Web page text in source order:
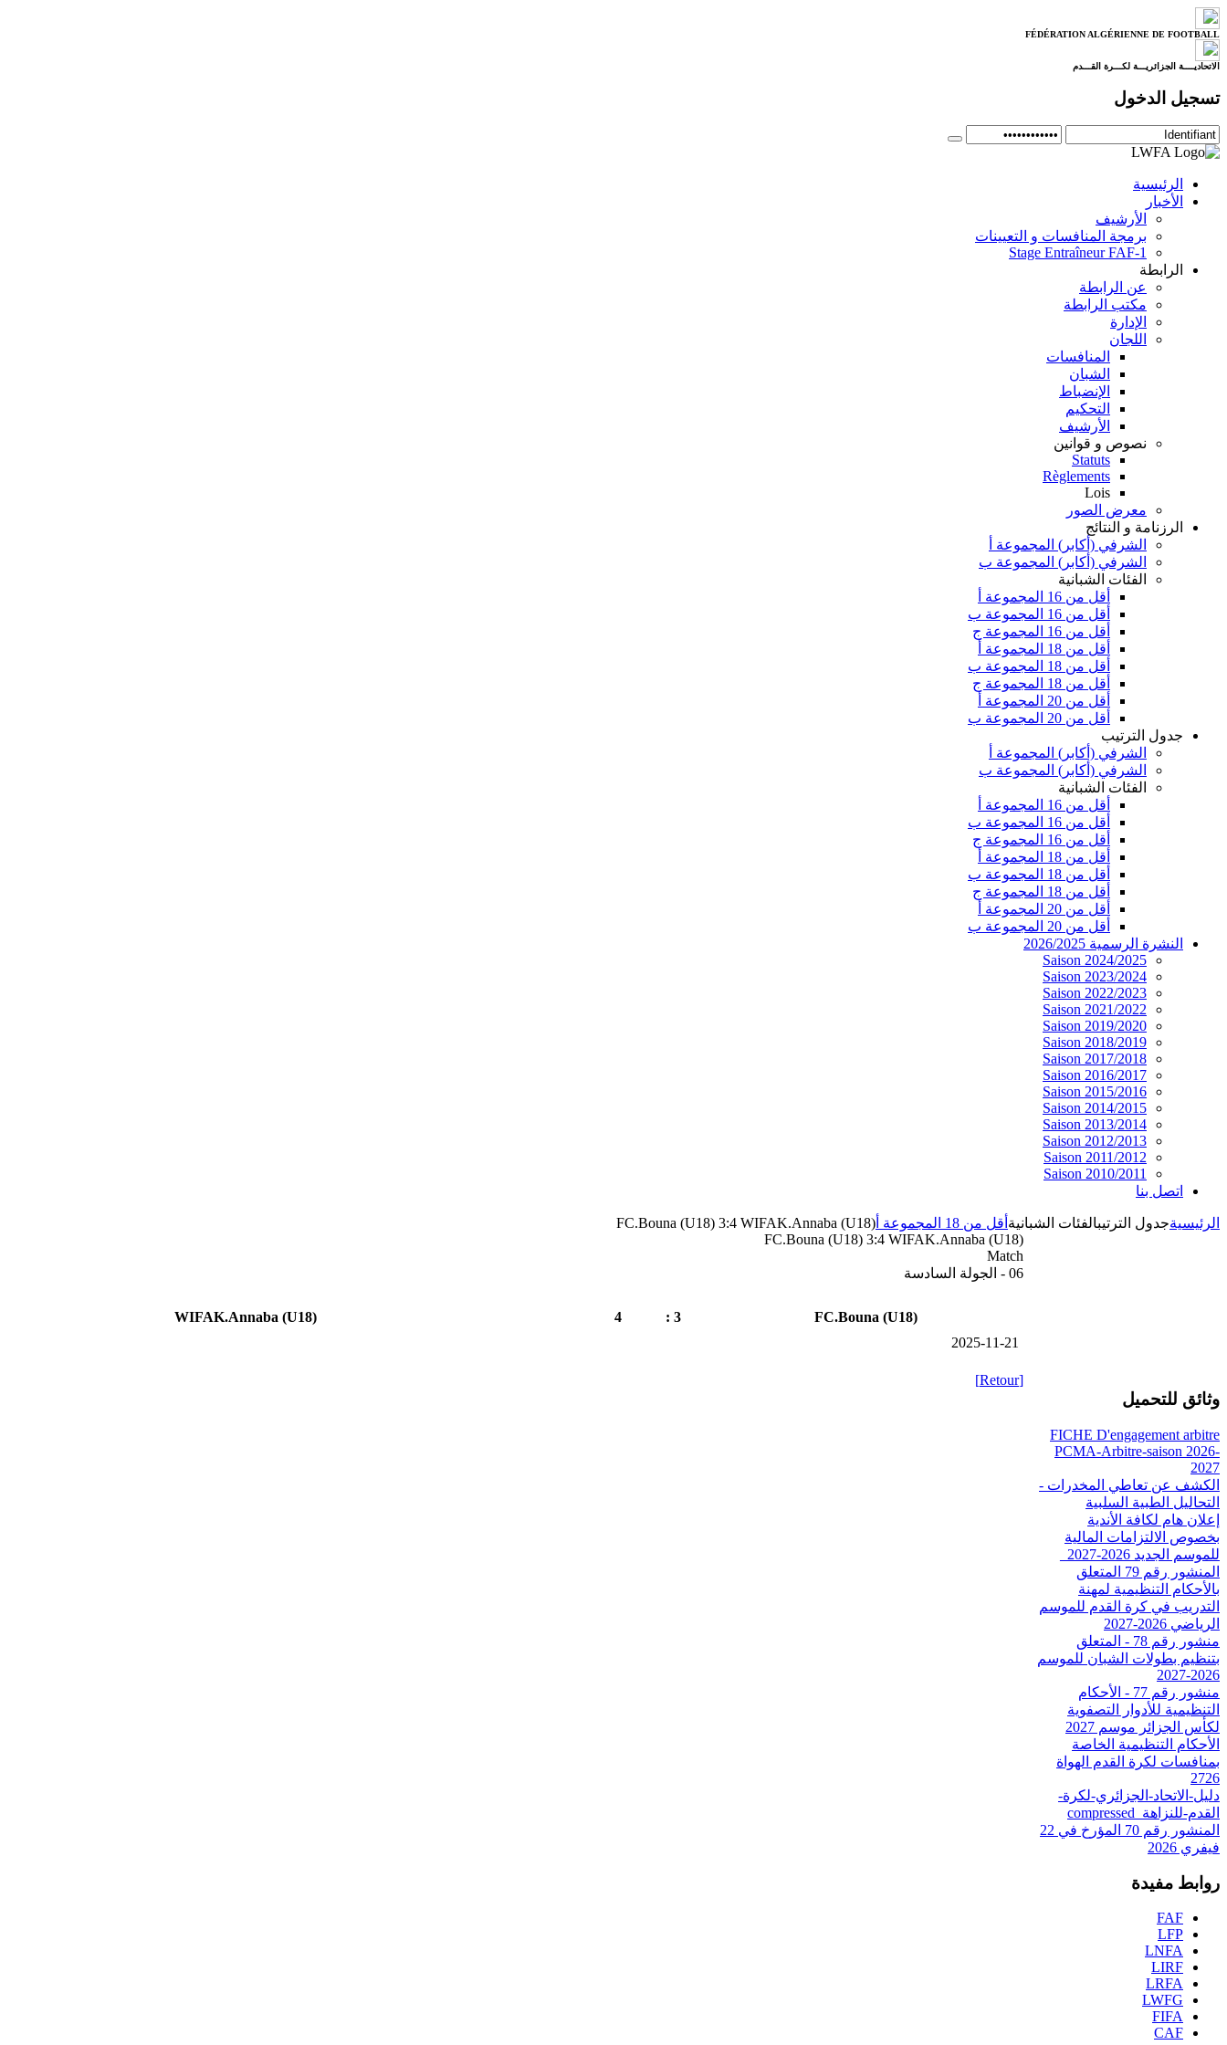
FÉDÉRATION ALGÉRIENNE DE FOOTBALL
الاتحاديــــة الجزائريـــة لكـــرة القـــدم
تسجيل الدخول
الرئيسية
الأخبار
الأرشيف
برمجة المنافسات و التعيينات
Stage Entraîneur FAF-1
الرابطة
عن الرابطة
مكتب الرابطة
الإدارة
اللجان
المنافسات
الشبان
الإنضباط
التحكيم
الأرشيف
نصوص و قوانين
Statuts
Règlements
Lois
معرض الصور
الرزنامة و النتائج
الشرفي (أكابر) المجموعة أ
الشرفي (أكابر) المجموعة ب
الفئات الشبانية
أقل من 16 المجموعة أ
أقل من 16 المجموعة ب
أقل من 16 المجموعة ج
أقل من 18 المجموعة أ
أقل من 18 المجموعة ب
أقل من 18 المجموعة ج
أقل من 20 المجموعة أ
أقل من 20 المجموعة ب
جدول الترتيب
الشرفي (أكابر) المجموعة أ
الشرفي (أكابر) المجموعة ب
الفئات الشبانية
أقل من 16 المجموعة أ
أقل من 16 المجموعة ب
أقل من 16 المجموعة ج
أقل من 18 المجموعة أ
أقل من 18 المجموعة ب
أقل من 18 المجموعة ج
أقل من 20 المجموعة أ
أقل من 20 المجموعة ب
النشرة الرسمية 2026/2025
Saison 2024/2025
Saison 2023/2024
Saison 2022/2023
Saison 2021/2022
Saison 2019/2020
Saison 2018/2019
Saison 2017/2018
Saison 2016/2017
Saison 2015/2016
Saison 2014/2015
Saison 2013/2014
Saison 2012/2013
Saison 2011/2012
Saison 2010/2011
اتصل بنا
الرئيسيةجدول الترتيبالفئات الشبانية أقل من 18 المجموعة أ
FC.Bouna (U18) 3:4 WIFAK.Annaba (U18)
FC.Bouna (U18) 3:4 WIFAK.Annaba (U18)
Match
06 - الجولة السادسة
FC.Bouna (U18)
3 :
4
WIFAK.Annaba (U18)
2025-11-21
[Retour]
وثائق للتحميل
FICHE D'engagement arbitre
PCMA-Arbitre-saison 2026-
2027
الكشف عن تعاطي المخدرات -
التحاليل الطبية السلبية
إعلان هام لكافة الأندية
بخصوص الالتزامات المالية
للموسم الجديد 2026-2027_
المنشور رقم 79 المتعلق
بالأحكام التنظيمية لمهنة
التدريب في كرة القدم للموسم
الرياضي 2026-2027
منشور رقم 78 - المتعلق
بتنظيم بطولات الشبان للموسم
2026-2027
منشور رقم 77 - الأحكام
التنظيمية للأدوار التصفوية
لكأس الجزائر موسم 2027
الأحكام التنظيمية الخاصة
بمنافسات لكرة القدم الهواة
2726
دليل-الاتحاد-الجزائري-لكرة-
القدم-للنزاهة_compressed
المنشور رقم 70 المؤرخ في 22
فيفري 2026
روابط مفيدة
FAF
LFP
LNFA
LIRF
LRFA
LWFG
FIFA
CAF